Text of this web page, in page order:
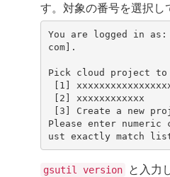
す。対象の番号を選択し
You are logged in as:
com].
Pick cloud project to
[1]
[2] xxxxxxxxxxxx
[3] Create a new
Please enter
ust exactly match
gsutil version
と入力